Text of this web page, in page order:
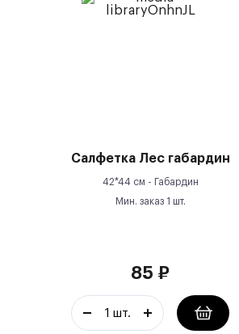
Салфетка Лес габардин
42*44 см - Габардин
Мин. заказ 1 шт.
85 ₽